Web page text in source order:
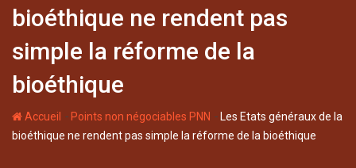
bioéthique ne rendent pas
simple la réforme de la
bioéthique
Accueil - Points non négociables PNN - Les Etats généraux de la
bioéthique ne rendent pas simple la réforme de la bioéthique